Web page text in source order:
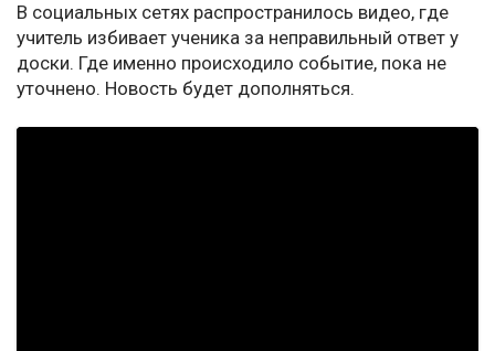
В социальных сетях распространилось видео, где
учитель избивает ученика за неправильный ответ у
доски. Где именно происходило событие, пока не
уточнено. Новость будет дополняться.